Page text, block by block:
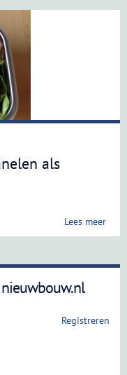
als
Lees meer
Registreren